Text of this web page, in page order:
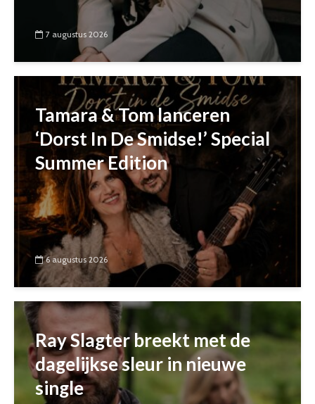
7 augustus 2026
Tamara & Tom lanceren
‘Dorst In De Smidse!’ Special
Summer Edition
6 augustus 2026
Ray Slagter breekt met de
dagelijkse sleur in nieuwe
single